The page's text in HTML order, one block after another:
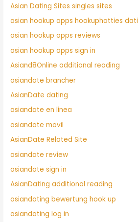
Asian Dating Sites singles sites
asian hookup apps hookuphotties
asian hookup apps reviews
asian hookup apps sign in
Asiand8Online additional reading
asiandate brancher
AsianDate dating
asiandate en linea
asiandate movil
AsianDate Related Site
asiandate review
asiandate sign in
AsianDating additional reading
asiandating bewertung hook up
asiandating log in